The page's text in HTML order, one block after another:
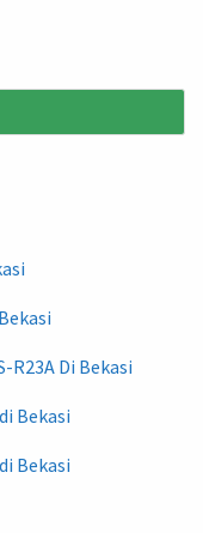
R23A Di Bekasi
Bekasi
Bekasi